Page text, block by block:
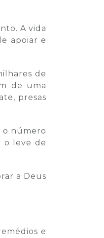
A vida
apoiar e
de
de uma
presas
o número
o leve de
a Deus
e